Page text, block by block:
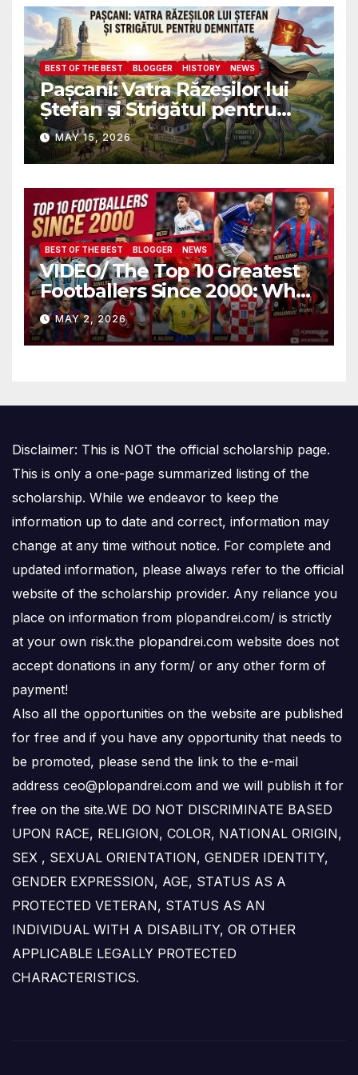
военных атташе НАТО?
BEST OF THE BEST BLOGGER HISTORY NEWS
Pașcani: Vatra Răzeșilor lui
Ștefan și Strigătul pentru
Demnitate în Fața
Amalgamării
MAY 15, 2026
BEST OF THE BEST BLOGGER NEWS
VIDEO/ The Top 10 Greatest
Footballers Since 2000: Who
Is Number One
MAY 2, 2026
Disclaimer: This is NOT the official scholarship page.
This is only a one-page summarized listing of the
scholarship. While we endeavor to keep the
information up to date and correct, information may
change at any time without notice. For complete and
updated information, please always refer to the official
website of the scholarship provider. Any reliance you
place on information from plopandrei.com/ is strictly
at your own risk.the plopandrei.com website does not
accept donations in any form/ or any other form of
payment!
Also all the opportunities on the website are published
for free and if you have any opportunity that needs to
be promoted, please send the link to the e-mail
address ceo@plopandrei.com and we will publish it for
free on the site.WE DO NOT DISCRIMINATE BASED
UPON RACE, RELIGION, COLOR, NATIONAL ORIGIN,
SEX , SEXUAL ORIENTATION, GENDER IDENTITY,
GENDER EXPRESSION, AGE, STATUS AS A
PROTECTED VETERAN, STATUS AS AN
INDIVIDUAL WITH A DISABILITY, OR OTHER
APPLICABLE LEGALLY PROTECTED
CHARACTERISTICS.